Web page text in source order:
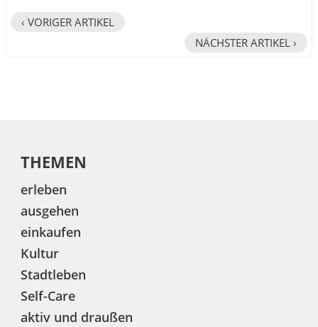
‹ VORIGER ARTIKEL
NÄCHSTER ARTIKEL ›
THEMEN
erleben
ausgehen
einkaufen
Kultur
Stadtleben
Self-Care
aktiv und draußen